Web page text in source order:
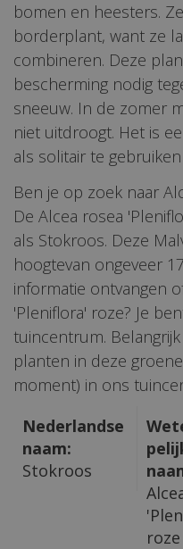
bomen en heesters.
borderplant, want ze
combineren. Deze
bescherming nodig
sneeuw. In de zomer
niet uitdroogt. Het is
als solitair te gebruiken
Ben je op zoek naar
De Alcea rosea
als Stokroos. Deze
hoogtevan ongeveer
informatie ontvangen
'Pleniflora' roze? Je
tuincentrum.
planten in deze
moment) in ons
Nederlandse
naam:
Stokroos
roze